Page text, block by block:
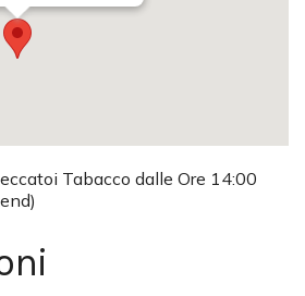
Tabacco dalle Ore 14:00